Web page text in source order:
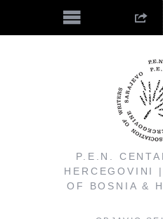
P.E.N.
HERCEGOVINI
OF BOSNIA &